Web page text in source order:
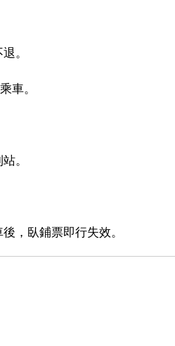
。
車。
。
，臥鋪票即行失效。